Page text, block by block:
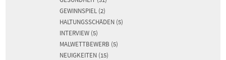
GEWINNSPIEL (2)
HALTUNGSSCHÄDEN (5)
INTERVIEW (5)
MALWETTBEWERB (5)
NEUIGKEITEN (15)